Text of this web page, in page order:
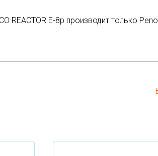
REACTOR E-8p производит только